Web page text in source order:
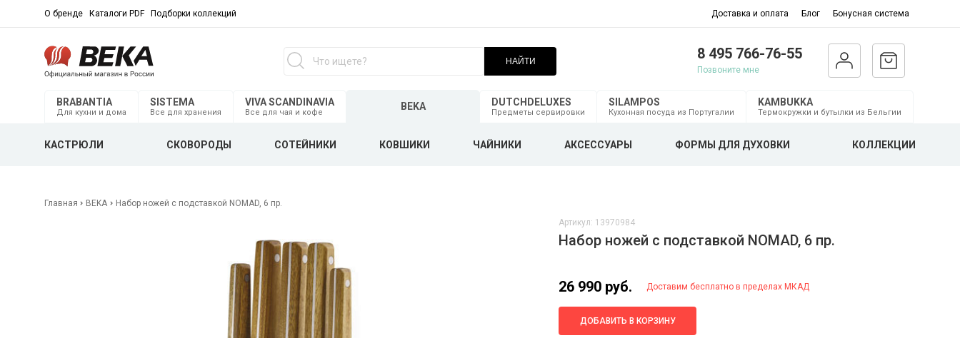
О бренде Каталоги PDF Подборки коллекций Доставка и оплата Блог Бонусная система
НАЙТИ 8 495 766-76-55
Позвоните мне
BRABANTIA
Для кухни и дома
SISTEMA
Все для хранения
VIVA SCANDINAVIA
Все для чая и кофе BEKA DUTCHDELUXES
Предметы сервировки
SILAMPOS
Кухонная посуда из Португалии
KAMBUKKA
Термокружки и бутылки из Бельгии
КАСТРЮЛИ СКОВОРОДЫ СОТЕЙНИКИ КОВШИКИ ЧАЙНИКИ АКСЕССУАРЫ ФОРМЫ ДЛЯ ДУХОВКИ КОЛЛЕКЦИИ
Главная BEKA
Набор ножей с подставкой NOMAD, 6 пр.
Артикул: 13970984
Набор ножей с подставкой NOMAD, 6 пр.
26 990 руб. Доставим бесплатно в пределах МКАД
ДОБАВИТЬ В КОРЗИНУ